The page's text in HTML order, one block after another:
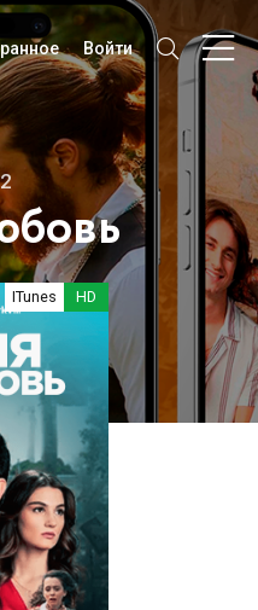
Войти
ITunes HD